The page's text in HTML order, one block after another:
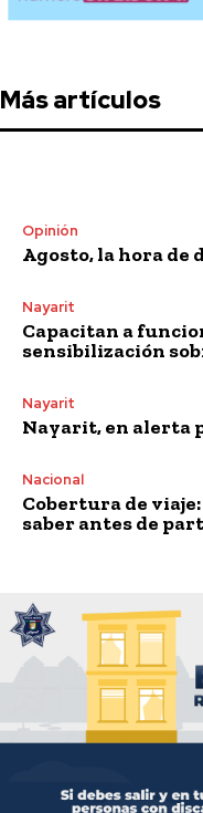
Más artículos
Opinión
Agosto, la hora de
Nayarit
Capacitan a
sensibilización
Nayarit
Nayarit, en alerta
Nacional
Cobertura de
saber antes de